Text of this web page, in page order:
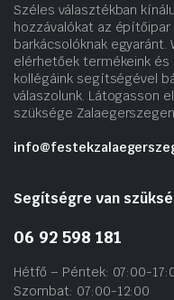
Széles választékban
hozzávalókat az
barkácsolóknak egyaránt.
elérhetőek termékeink
kollégáink segítségével
válaszolunk. Látogasson
szüksége
Segítségre van
06 92 598 181
Hétfő – Péntek: 07:00-
Szombat: 07:00-12:00